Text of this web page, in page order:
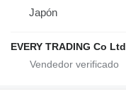
Japón
EVERY TRADING Co Ltd